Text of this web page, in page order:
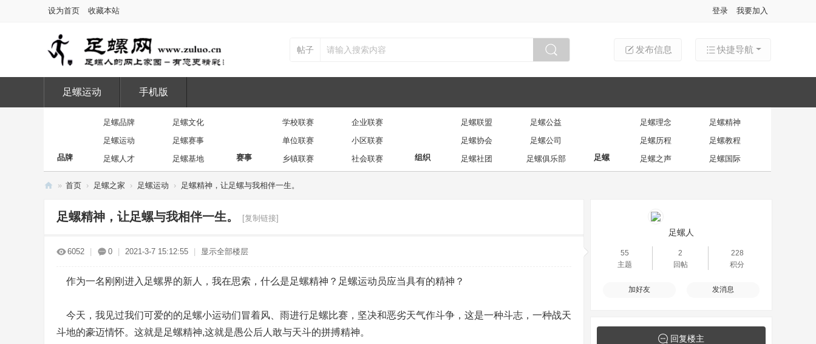
设为首页 收藏本站 登录 我要加入
快捷导航
发布信息
帖子
足螺运动 手机版
品牌
足螺品牌
足螺文化
足螺运动
足螺赛事
足螺人才
足螺基地 赛事
学校联赛
企业联赛
单位联赛
小区联赛
乡镇联赛
社会联赛 组织
足螺联盟
足螺公益
足螺协会
足螺公司
足螺社团
足螺俱乐部 足螺
足螺理念
足螺精神
足螺历程
足螺教程
足螺之声
足螺国际
» 首页 › 足螺之家 › 足螺运动 › 足螺精神，让足螺与我相伴一生。
足螺精神，让足螺与我相伴一生。 [复制链接]
6052 0 2021-3-7 15:12:55 显示全部楼层
作为一名刚刚进入足螺界的新人，我在思索，什么是足螺精神？足螺运动员应当具有的精神？
今天，我见过我们可爱的的足螺小运动们冒着风、雨进行足螺比赛，坚决和恶劣天气作斗争，这是一种斗志，一种战天
斗地的豪迈情怀。这就是足螺精神,这就是愚公后人敢与天斗的拼搏精神。
足螺人
55
主题
2
回帖
228
积分
加好友 发消息
回复楼主